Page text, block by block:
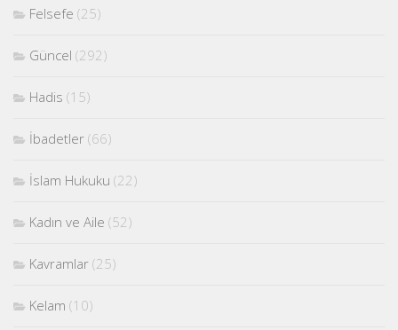
Felsefe (25)
Güncel (292)
Hadis (15)
İbadetler (66)
İslam Hukuku (22)
Kadın ve Aile (52)
Kavramlar (25)
Kelam (10)